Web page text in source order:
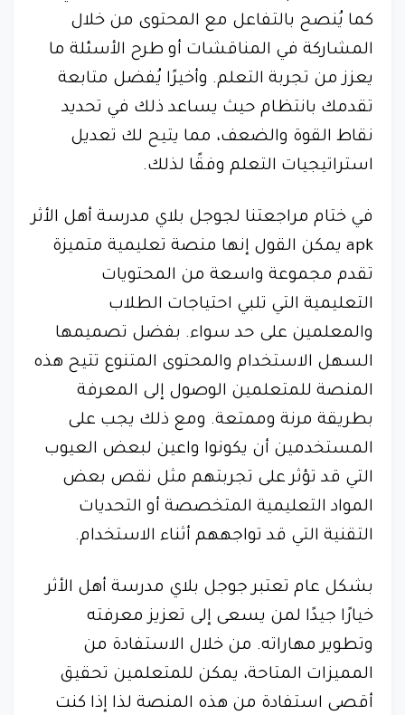
كما يُنصح بالتفاعل مع المحتوى من خلال
المشاركة في المناقشات أو طرح الأسئلة ما
يعزز من تجربة التعلم. وأخيرًا يُفضل متابعة
تقدمك بانتظام حيث يساعد ذلك في تحديد
نقاط القوة والضعف، مما يتيح لك تعديل
استراتيجيات التعلم وفقًا لذلك.
في ختام مراجعتنا لجوجل بلاي مدرسة أهل الأثر
apk يمكن القول إنها منصة تعليمية متميزة
تقدم مجموعة واسعة من المحتويات
التعليمية التي تلبي احتياجات الطلاب
والمعلمين على حد سواء. بفضل تصميمها
السهل الاستخدام والمحتوى المتنوع تتيح هذه
المنصة للمتعلمين الوصول إلى المعرفة
بطريقة مرنة وممتعة. ومع ذلك يجب على
المستخدمين أن يكونوا واعين لبعض العيوب
التي قد تؤثر على تجربتهم مثل نقص بعض
المواد التعليمية المتخصصة أو التحديات
التقنية التي قد تواجههم أثناء الاستخدام.
بشكل عام تعتبر جوجل بلاي مدرسة أهل الأثر
خيارًا جيدًا لمن يسعى إلى تعزيز معرفته
وتطوير مهاراته. من خلال الاستفادة من
المميزات المتاحة، يمكن للمتعلمين تحقيق
أقصى استفادة من هذه المنصة لذا إذا كنت